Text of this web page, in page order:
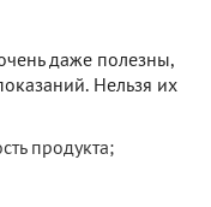
даже полезны,
Нельзя их
продукта;